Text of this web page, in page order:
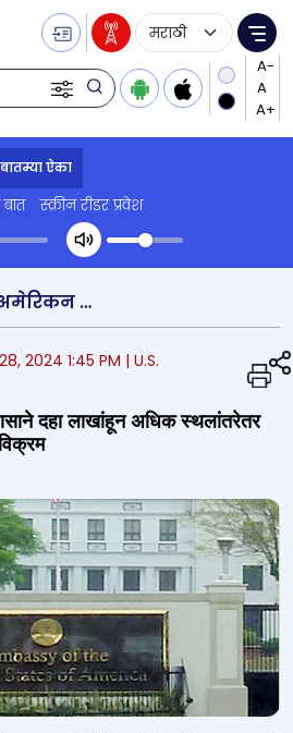
Language
बातम्या ऐका
स्क्रीन रीडर प्रवेश
Transcript summary
प्ले ऑडिओ
भारतातल्या अमेरिकन दूतावासाने दहा लाखांहून अधिक स्थलांतरेतर व्हिसा जारी करुन नोंदवला विक्रम
2024 1:45 PM | U.S.
दहा लाखांहून अधिक स्थलांतरेतर